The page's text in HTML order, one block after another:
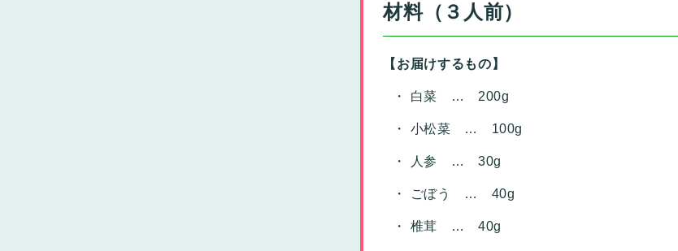
材料（３人前）
【お届けするもの】
白菜 … 200g
小松菜 … 100g
人参 … 30g
ごぼう … 40g
椎茸 … 40g